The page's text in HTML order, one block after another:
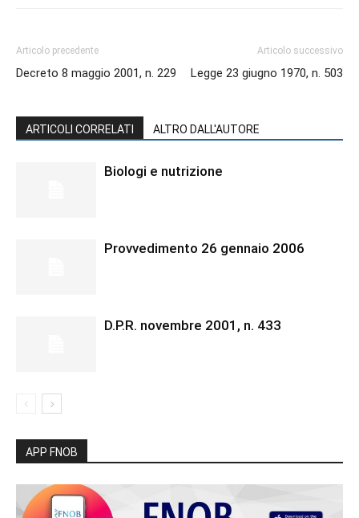
Articolo precedente
Decreto 8 maggio 2001, n. 229
Articolo successivo
Legge 23 giugno 1970, n. 503
ARTICOLI CORRELATI ALTRO DALL'AUTORE
Biologi e nutrizione
Provvedimento 26 gennaio 2006
D.P.R. novembre 2001, n. 433
APP FNOB